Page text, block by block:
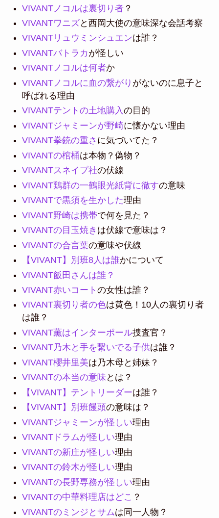
VIVANTノコルは裏切り者？
VIVANTワニズと西岡大使の意味深な会話考察
VIVANTリュウミンシュエンは誰？
VIVANTバトラカが怪しい
VIVANTノコルは何者か
VIVANTノコルに血の繋がり がないのに息子と
呼ばれる理由
VIVANTテントの土地購入の目的
VIVANTジャミーンが野崎に懐かない理由
VIVANT拳銃の重さ に気づいてた？
VIVANTの棺桶は本物？偽物？
VIVANTスネイプ社の伏線
VIVANT鶏群の一鶴眼光紙背に徹すの意味
VIVANTで黒須を生かした理由
VIVANT野崎は携帯で何を見た？
VIVANTの目玉焼き は伏線で意味は？
VIVANTの合言葉の意味や伏線
【VIVANT】別班8人は誰かについて
VIVANT飯田さんは誰？
VIVANT赤いコート の女性は誰？
VIVANT裏切り者の色は黄色！10人の裏切り者
は誰？
VIVANT薫はインターポール捜査官？
VIVANT乃木と手を繋いでる子供は誰？
VIVANT櫻井里美は乃木母と姉妹？
VIVANTの本当の意味 とは？
【VIVANT】テントリーダーは誰？
【VIVANT】別班饅頭の意味は？
VIVANTジャミーンが怪しい理由
VIVANTドラムが怪しい理由
VIVANTの新庄が怪しい理由
VIVANTの鈴木が怪しい理由
VIVANTの長野専務が怪しい理由
VIVANTの中華料理店はどこ ？
VIVANTのミンジとサムは同一人物？